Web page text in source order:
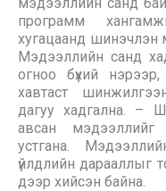
программ
хугацаанд шинэчлэн
Мэдээллийн санд
огноо бүхий нэрээр,
хавтаст
дагуу хадгална. –
авсан
устгана.
үйлдлийн дарааллыг
дээр хийсэн байна.